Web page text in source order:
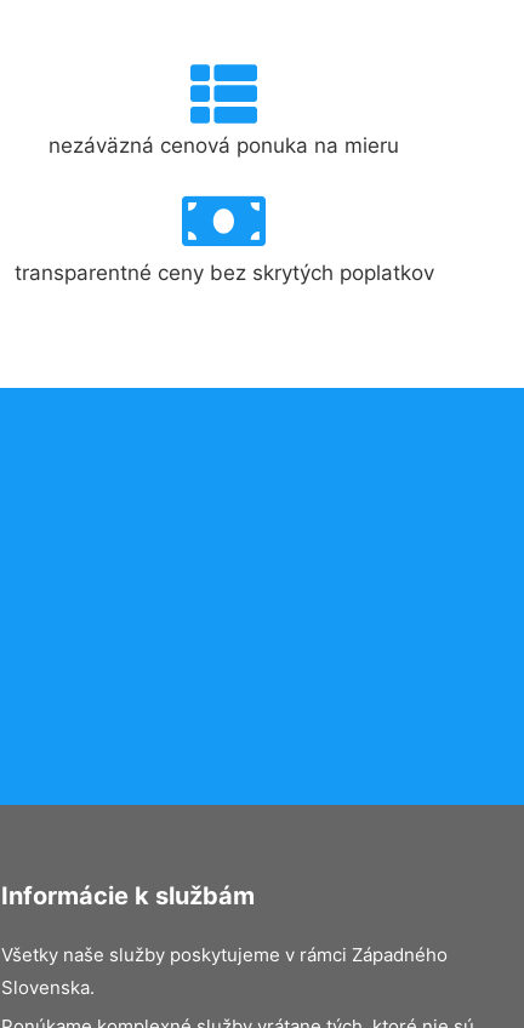
nezáväzná cenová ponuka na mieru
transparentné ceny bez skrytých poplatkov
Informácie k službám
Všetky naše služby poskytujeme v rámci Západného
Slovenska.